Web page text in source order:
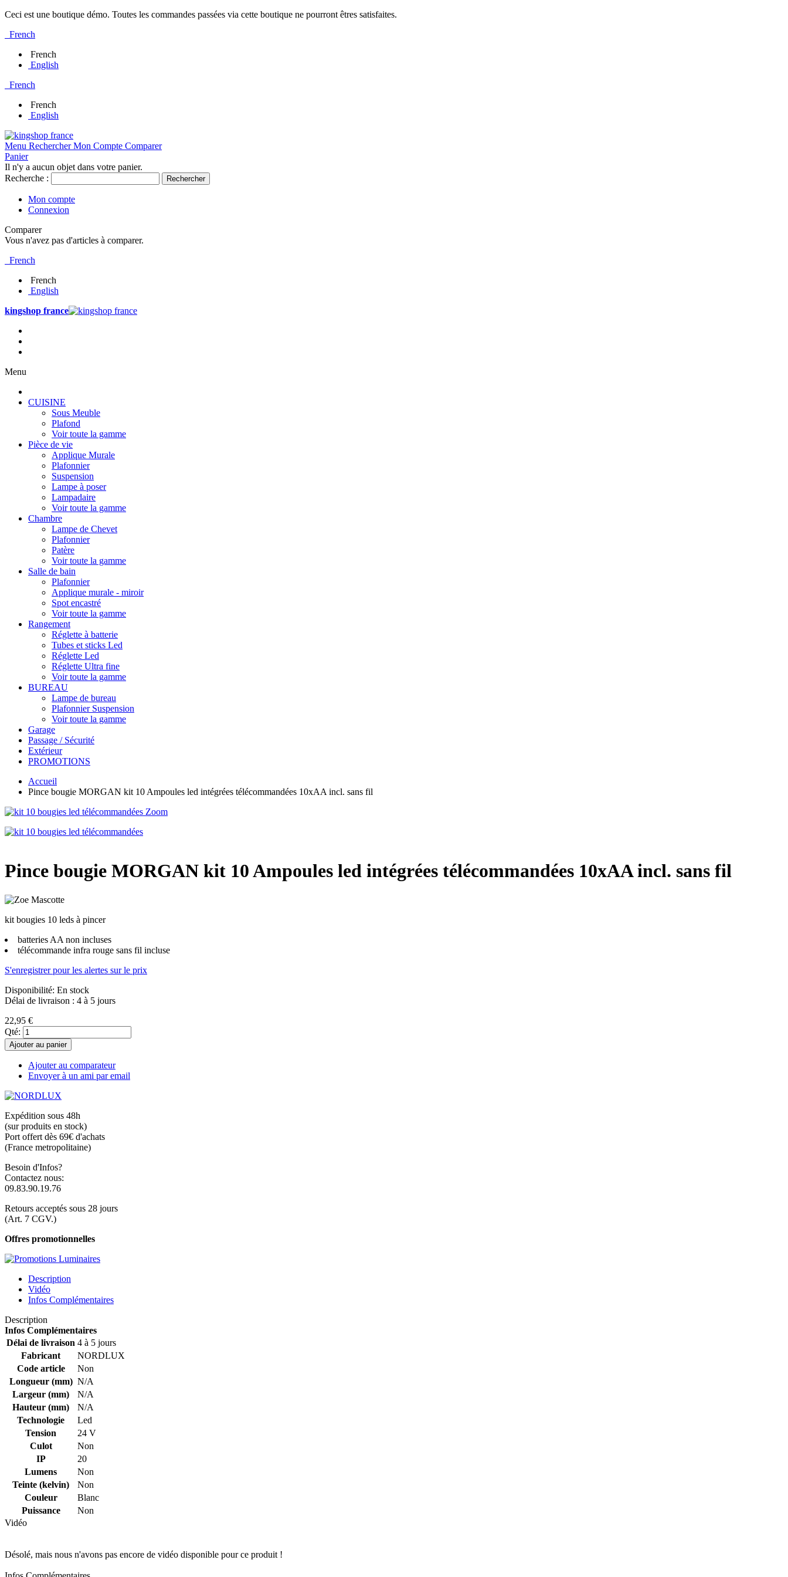
Ceci est une boutique démo. Toutes les commandes passées via cette boutique ne pourront êtres satisfaites.
French
French
English
French
French
English
Menu Rechercher Mon Compte Comparer
Panier
Il n'y a aucun objet dans votre panier.
Recherche :
Rechercher
Mon compte
Connexion
Comparer
Vous n'avez pas d'articles à comparer.
French
French
English
kingshop france
Menu
CUISINE
Sous Meuble
Plafond
Voir toute la gamme
Pièce de vie
Applique Murale
Plafonnier
Suspension
Lampe à poser
Lampadaire
Voir toute la gamme
Chambre
Lampe de Chevet
Plafonnier
Patère
Voir toute la gamme
Salle de bain
Plafonnier
Applique murale - miroir
Spot encastré
Voir toute la gamme
Rangement
Réglette à batterie
Tubes et sticks Led
Réglette Led
Réglette Ultra fine
Voir toute la gamme
BUREAU
Lampe de bureau
Plafonnier Suspension
Voir toute la gamme
Garage
Passage / Sécurité
Extérieur
PROMOTIONS
Accueil
Pince bougie MORGAN kit 10 Ampoules led intégrées télécommandées 10xAA incl. sans fil
Zoom
Pince bougie MORGAN kit 10 Ampoules led intégrées télécommandées 10xAA incl. sans fil
kit bougies 10 leds à pincer
batteries AA non incluses
télécommande infra rouge sans fil incluse
S'enregistrer pour les alertes sur le prix
Disponibilité: En stock
Délai de livraison : 4 à 5 jours
22,95 €
Qté:
Ajouter au panier
Ajouter au comparateur
Envoyer à un ami par email
Expédition sous 48h
(sur produits en stock)
Port offert dès 69€ d'achats
(France metropolitaine)
Besoin d'Infos?
Contactez nous:
09.83.90.19.76
Retours acceptés sous 28 jours
(Art. 7 CGV.)
Offres promotionnelles
Description
Vidéo
Infos Complémentaires
Description
Infos Complémentaires
Délai de livraison 4 à 5 jours
Fabricant
NORDLUX
Code article
Non
Longueur (mm) N/A
Largeur (mm)
N/A
Hauteur (mm)
N/A
Technologie
Led
Tension
24 V
Culot
Non
IP
20
Lumens
Non
Teinte (kelvin)
Non
Couleur
Blanc
Puissance
Non
Vidéo
Désolé, mais nous n'avons pas encore de vidéo disponible pour ce produit !